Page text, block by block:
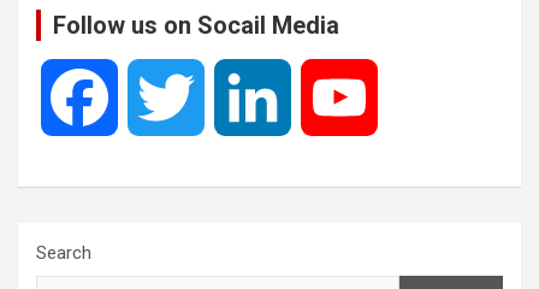
Follow us on Socail Media
Search